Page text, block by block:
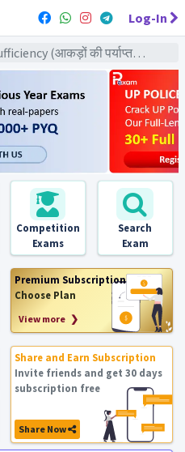
Log-In
→ रक्त संबंध पर आधारित आकड़ो की पर्याप्तता
Competition
Exams
Search
Exam
Premium Subscription
Choose Plan
View more ❯
Share and Earn Subscription
Invite friends and get 30 days
subscription free
Share Now